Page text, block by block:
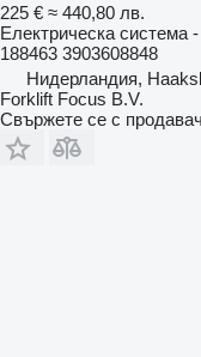
225 € ≈ 440,80 лв.
Електрическа система
188463 3903608848
Нидерландия,
Forklift Focus B.V.
Свържете се с